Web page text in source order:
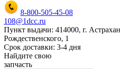
8-800-505-45-08
108@1dcc.ru
Пункт выдачи: 414000, г.
Рождественского, 1
Срок доставки: 3-4 дня
Найдите свою
запчасть